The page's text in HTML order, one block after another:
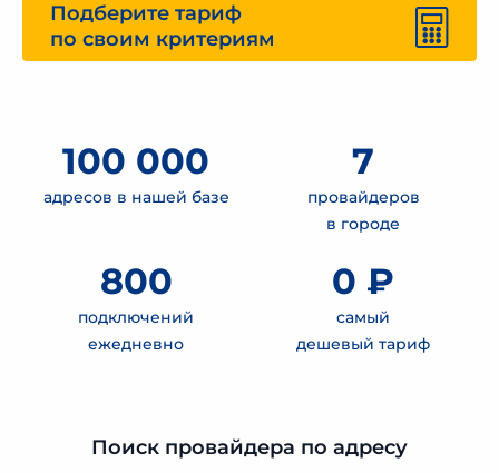
Подберите тариф
по своим критериям
100 000
адресов в нашей базе
7
провайдеров
в городе
800
подключений
ежедневно
0 ₽
самый
дешевый тариф
Поиск провайдера по адресу